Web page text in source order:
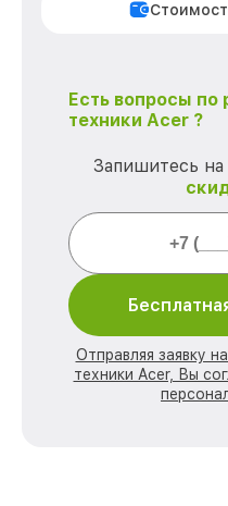
Есть вопросы по
техники Acer ?
Запишитесь
Отправляя заявку
техники Acer, Вы